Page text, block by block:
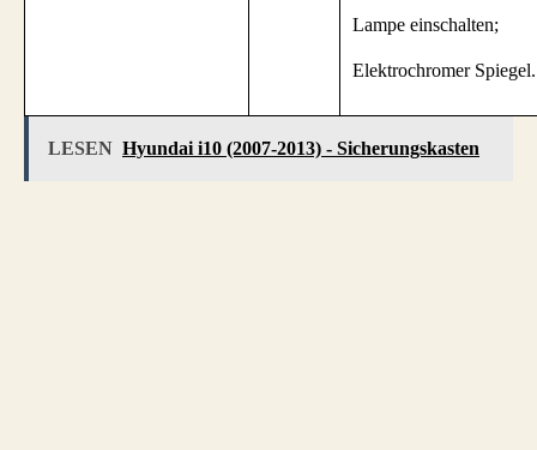
Lampe einschalten;
Elektrochromer Spiegel.
LESEN Hyundai i10 (2007-2013) - Sicherungskasten